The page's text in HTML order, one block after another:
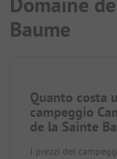
Baume
Quanto costa
campeggio
de la Sainte
I prezzi del